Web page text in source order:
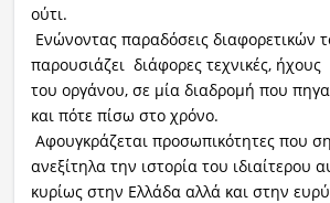
ούτι.
Ενώνοντας παραδόσεις διαφορετικών
παρουσιάζει διάφορες τεχνικές,
του οργάνου, σε μία διαδρομή που
και πότε πίσω στο χρόνο.
Αφουγκράζεται προσωπικότητες που
ανεξίτηλα την ιστορία του ιδιαίτερου
κυρίως στην Ελλάδα αλλά και στην